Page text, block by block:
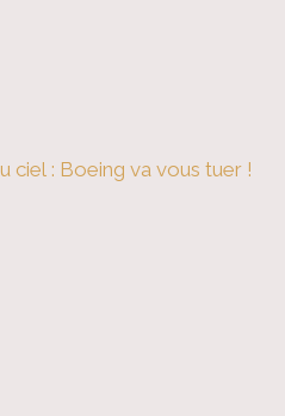
ciel : Boeing va vous tuer !